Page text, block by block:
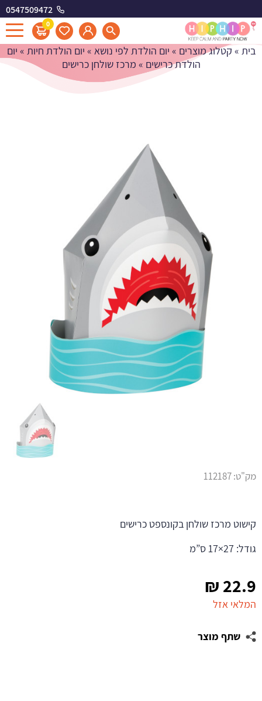
0547509472
0
מרכז שולחן כרישים
בית » קטלוג מוצרים » יום הולדת לפי נושא » יום הולדת חיות » יום
הולדת כרישים » מרכז שולחן כרישים
22.9
₪
המלאי אזל
שתף מוצר
מק"ט:112187
קישוט מרכז שולחן בקונספט כרישים
גודל: 27×17 ס”מ